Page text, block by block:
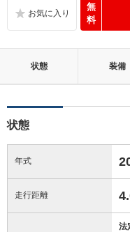
無
料
状態 装備
状態
年式
走行距離
法